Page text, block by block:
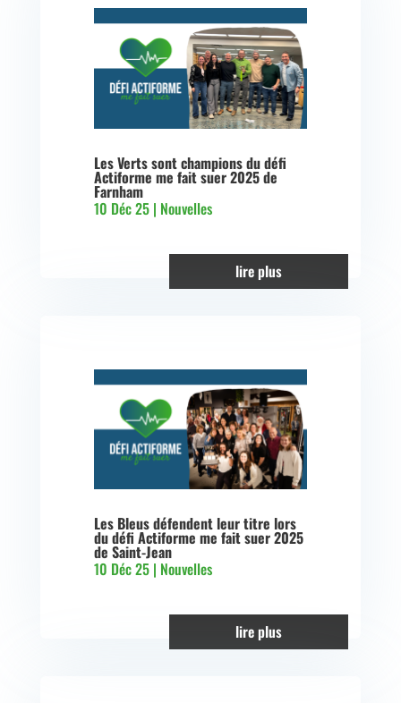
Les Verts sont champions du défi
Actiforme me fait suer 2025 de
Farnham
10 Déc 25| Nouvelles
lire plus
Les Bleus défendent leur titre lors
du défi Actiforme me fait suer 2025
de Saint-Jean
10 Déc 25| Nouvelles
lire plus